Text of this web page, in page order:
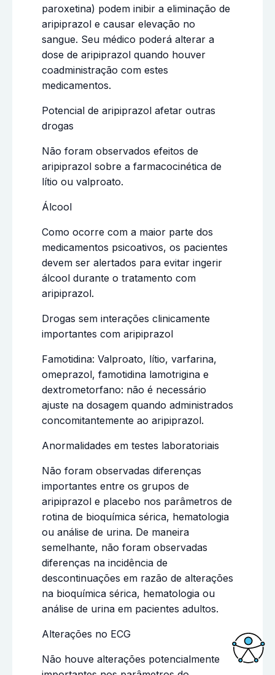
paroxetina) podem inibir a eliminação de
aripiprazol e causar elevação no
sangue. Seu médico poderá alterar a
dose de aripiprazol quando houver
coadministração com estes
medicamentos.
Potencial de aripiprazol afetar outras
drogas
Não foram observados efeitos de
aripiprazol sobre a farmacocinética de
lítio ou valproato.
Álcool
Como ocorre com a maior parte dos
medicamentos psicoativos, os pacientes
devem ser alertados para evitar ingerir
álcool durante o tratamento com
aripiprazol.
Drogas sem interações clinicamente
importantes com aripiprazol
Famotidina: Valproato, lítio, varfarina,
omeprazol, famotidina lamotrigina e
dextrometorfano: não é necessário
ajuste na dosagem quando administrados
concomitantemente ao aripiprazol.
Anormalidades em testes laboratoriais
Não foram observadas diferenças
importantes entre os grupos de
aripiprazol e placebo nos parâmetros de
rotina de bioquímica sérica, hematologia
ou análise de urina. De maneira
semelhante, não foram observadas
diferenças na incidência de
descontinuações em razão de alterações
na bioquímica sérica, hematologia ou
análise de urina em pacientes adultos.
Alterações no ECG
Não houve alterações potencialmente